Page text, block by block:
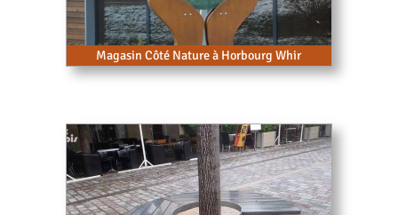
Magasin Côté Nature à Horbourg Whir